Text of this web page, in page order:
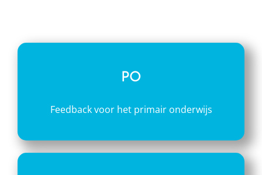
PO
Feedback voor het primair onderwijs